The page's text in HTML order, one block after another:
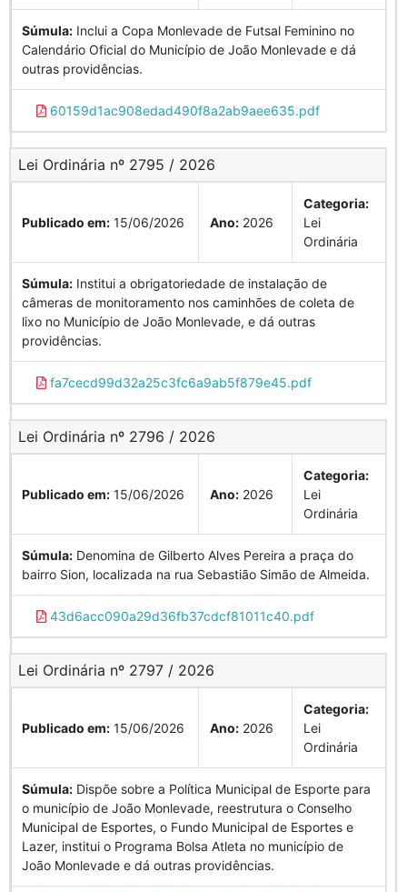
Súmula: Inclui a Copa Monlevade de Futsal Feminino no
Calendário Oficial do Município de João Monlevade e dá
outras providências.
60159d1ac908edad490f8a2ab9aee635.pdf
Lei Ordinária nº 2795 / 2026
Publicado em: 15/06/2026 Ano: 2026
Categoria:
Lei
Ordinária
Súmula: Institui a obrigatoriedade de instalação de
câmeras de monitoramento nos caminhões de coleta de
lixo no Município de João Monlevade, e dá outras
providências.
fa7cecd99d32a25c3fc6a9ab5f879e45.pdf
Lei Ordinária nº 2796 / 2026
Publicado em: 15/06/2026 Ano: 2026
Categoria:
Lei
Ordinária
Súmula: Denomina de Gilberto Alves Pereira a praça do
bairro Sion, localizada na rua Sebastião Simão de Almeida.
43d6acc090a29d36fb37cdcf81011c40.pdf
Lei Ordinária nº 2797 / 2026
Publicado em: 15/06/2026 Ano: 2026
Categoria:
Lei
Ordinária
Súmula: Dispõe sobre a Política Municipal de Esporte para
o município de João Monlevade, reestrutura o Conselho
Municipal de Esportes, o Fundo Municipal de Esportes e
Lazer, institui o Programa Bolsa Atleta no município de
João Monlevade e dá outras providências.